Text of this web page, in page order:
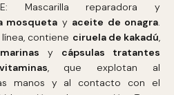
Mascarilla reparadora y
mosqueta y aceite de onagra.
contiene ciruela de kakadú,
y cápsulas tratantes
, que explotan al
manos y al contacto con el